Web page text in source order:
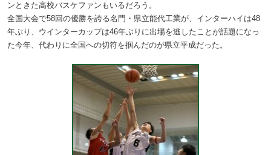
ンときた高校バスケファンもいるだろう。
全国大会で58回の優勝を誇る名門・県立能代工業が、インターハイは48
年ぶり、ウインターカップは46年ぶりに出場を逃したことが話題になっ
た今年、代わりに全国への切符を掴んだのが県立平成だった。